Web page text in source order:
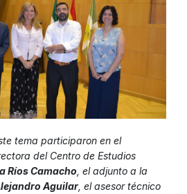
tema participaron en el
del Centro de Estudios
Ríos Camacho , el adjunto a la
Aguilar , el asesor técnico